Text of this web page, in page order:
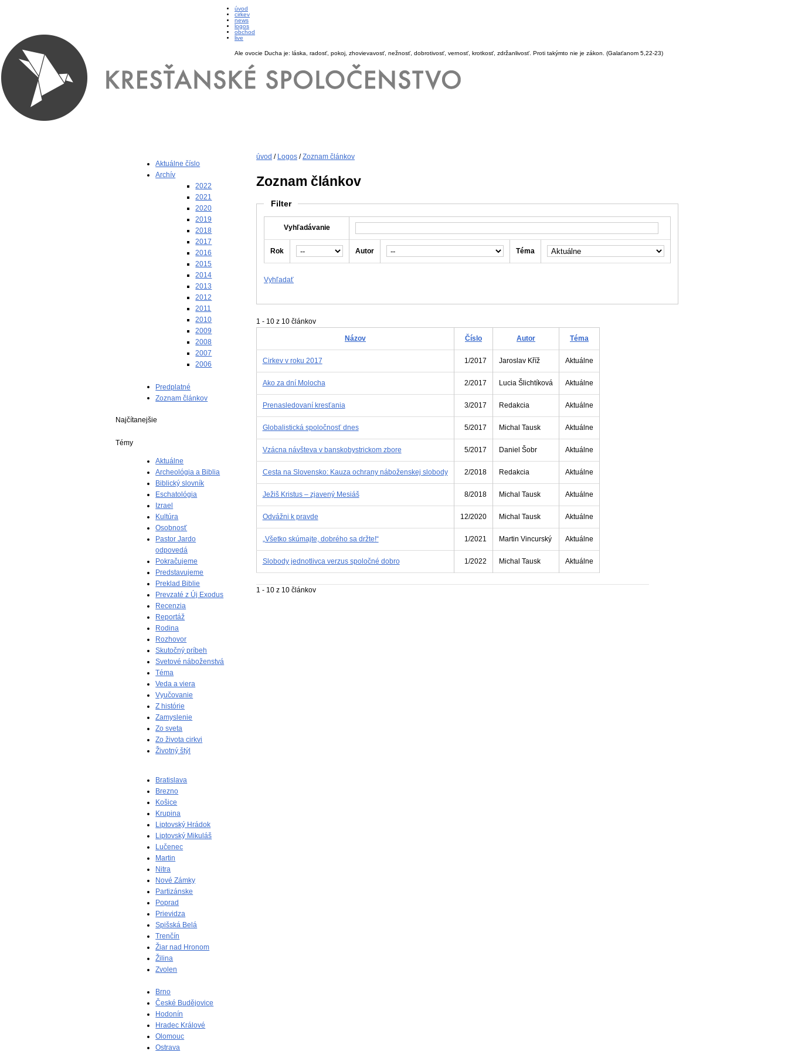
úvod
cirkev
news
logos
obchod
live
Ale ovocie Ducha je: láska, radosť, pokoj, zhovievavosť, nežnosť, dobrotivosť, vernosť, krotkosť, zdržanlivosť. Proti takýmto nie je zákon. (Galaťanom 5,22-23)
Aktuálne číslo
Archív
2022
2021
2020
2019
2018
2017
2016
2015
2014
2013
2012
2011
2010
2009
2008
2007
2006
Predplatné
Zoznam článkov
Najčítanejšie
Témy
Aktuálne
Archeológia a Biblia
Biblický slovník
Eschatológia
Izrael
Kultúra
Osobnosť
Pastor Jardo
odpovedá
Pokračujeme
Predstavujeme
Preklad Biblie
Prevzaté z Új Exodus
Recenzia
Reportáž
Rodina
Rozhovor
Skutočný príbeh
Svetové náboženstvá
Téma
Veda a viera
Vyučovanie
Z histórie
Zamyslenie
Zo sveta
Zo života cirkvi
Životný štýl
úvod / Logos /Zoznam článkov
Zoznam článkov
Filter
Vyhľadávanie
Rok Autor Téma
Vyhľadať
1 - 10 z 10 článkov
Názov Číslo Autor Téma
Cirkev v roku 2017 1/2017 Jaroslav Kříž Aktuálne
Ako za dní Molocha 2/2017 Lucia Šlichtíková Aktuálne
Prenasledovaní kresťania 3/2017 Redakcia Aktuálne
Globalistická spoločnosť dnes 5/2017 Michal Tausk Aktuálne
Vzácna návšteva v banskobystrickom zbore 5/2017 Daniel Šobr Aktuálne
Cesta na Slovensko: Kauza ochrany náboženskej slobody 2/2018 Redakcia Aktuálne
Ježiš Kristus – zjavený Mesiáš 8/2018 Michal Tausk Aktuálne
Odvážni k pravde 12/2020 Michal Tausk Aktuálne
„Všetko skúmajte, dobrého sa držte!“ 1/2021 Martin Vincurský Aktuálne
Slobody jednotlivca verzus spoločné dobro 1/2022 Michal Tausk Aktuálne
1 - 10 z 10 článkov
Bratislava
Brezno
Košice
Krupina
Liptovský Hrádok
Liptovský Mikuláš
Lučenec
Martin
Nitra
Nové Zámky
Partizánske
Poprad
Prievidza
Spišská Belá
Trenčín
Žiar nad Hronom
Žilina
Zvolen
Brno
České Budějovice
Hodonín
Hradec Králové
Olomouc
Ostrava